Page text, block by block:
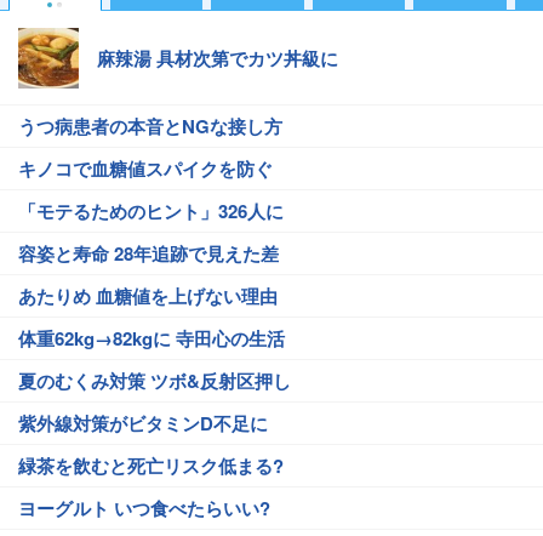
麻辣湯 具材次第でカツ丼級に
うつ病患者の本音とNGな接し方
キノコで血糖値スパイクを防ぐ
「モテるためのヒント」326人に
容姿と寿命 28年追跡で見えた差
あたりめ 血糖値を上げない理由
体重62kg→82kgに 寺田心の生活
夏のむくみ対策 ツボ&反射区押し
紫外線対策がビタミンD不足に
緑茶を飲むと死亡リスク低まる?
ヨーグルト いつ食べたらいい?